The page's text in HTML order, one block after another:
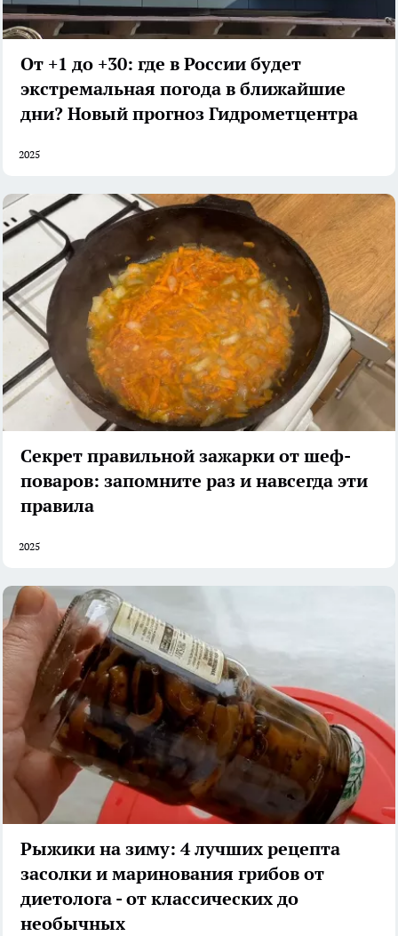
От +1 до +30: где в России будет
экстремальная погода в ближайшие
дни? Новый прогноз Гидрометцентра
2025
Секрет правильной зажарки от шеф-
поваров: запомните раз и навсегда эти
правила
2025
Рыжики на зиму: 4 лучших рецепта
засолки и маринования грибов от
диетолога - от классических до
необычных